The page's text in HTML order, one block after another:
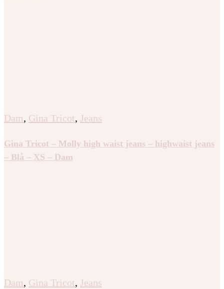
Dam, Gina Tricot, Jeans
Gina Tricot – Molly high waist jeans – highwaist jeans
– Blå – XS – Dam
Dam, Gina Tricot, Jeans